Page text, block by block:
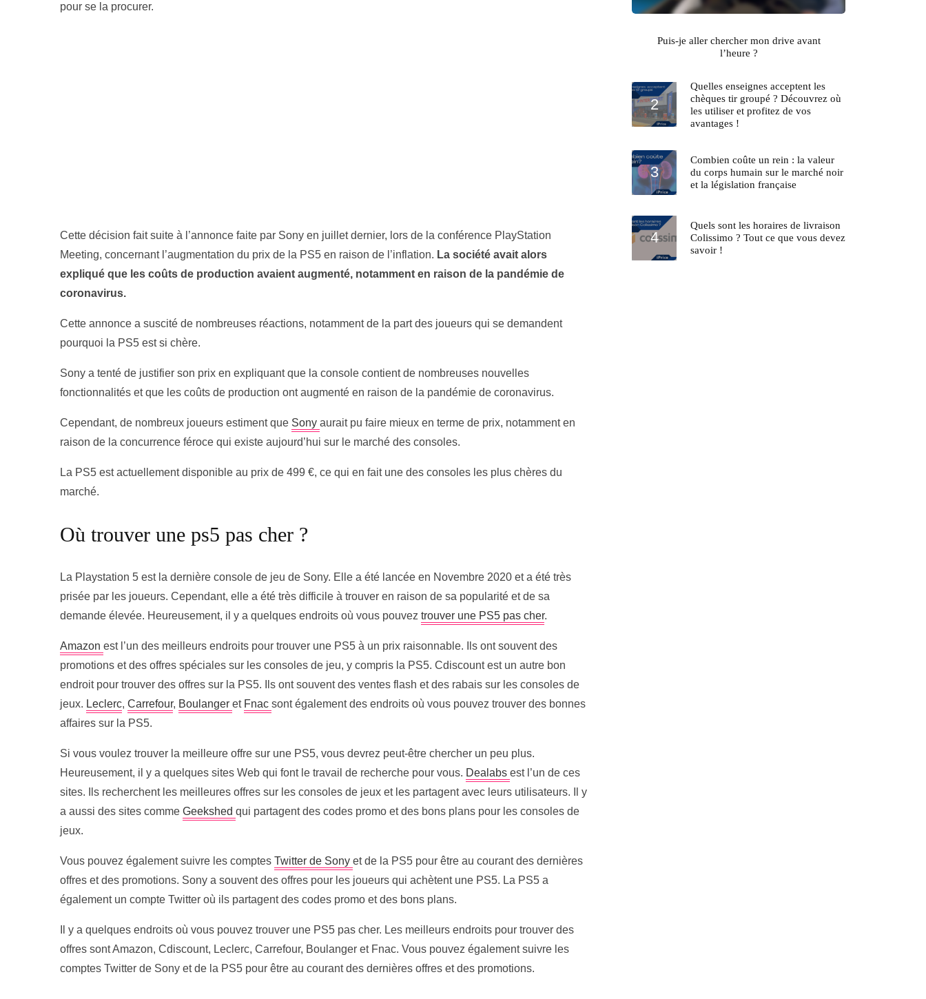
pour se la procurer.
Cette décision fait suite à l’annonce faite par Sony en juillet dernier, lors de la conférence PlayStation
Meeting, concernant l’augmentation du prix de la PS5 en raison de l’inflation. La société avait alors
expliqué que les coûts de production avaient augmenté, notamment en raison de la pandémie de
coronavirus.
Cette annonce a suscité de nombreuses réactions, notamment de la part des joueurs qui se demandent
pourquoi la PS5 est si chère.
Sony a tenté de justifier son prix en expliquant que la console contient de nombreuses nouvelles
fonctionnalités et que les coûts de production ont augmenté en raison de la pandémie de coronavirus.
Cependant, de nombreux joueurs estiment que Sony aurait pu faire mieux en terme de prix, notamment en
raison de la concurrence féroce qui existe aujourd’hui sur le marché des consoles.
La PS5 est actuellement disponible au prix de 499 €, ce qui en fait une des consoles les plus chères du
marché.
Où trouver une ps5 pas cher ?
La Playstation 5 est la dernière console de jeu de Sony. Elle a été lancée en Novembre 2020 et a été très
prisée par les joueurs. Cependant, elle a été très difficile à trouver en raison de sa popularité et de sa
demande élevée. Heureusement, il y a quelques endroits où vous pouvez trouver une PS5 pas cher.
Amazon est l’un des meilleurs endroits pour trouver une PS5 à un prix raisonnable. Ils ont souvent des
promotions et des offres spéciales sur les consoles de jeu, y compris la PS5. Cdiscount est un autre bon
endroit pour trouver des offres sur la PS5. Ils ont souvent des ventes flash et des rabais sur les consoles de
jeux. Leclerc, Carrefour, Boulanger et Fnac sont également des endroits où vous pouvez trouver des bonnes
affaires sur la PS5.
Si vous voulez trouver la meilleure offre sur une PS5, vous devrez peut-être chercher un peu plus.
Heureusement, il y a quelques sites Web qui font le travail de recherche pour vous. Dealabs est l’un de ces
sites. Ils recherchent les meilleures offres sur les consoles de jeux et les partagent avec leurs utilisateurs. Il y
a aussi des sites comme Geekshed qui partagent des codes promo et des bons plans pour les consoles de
jeux.
Vous pouvez également suivre les comptes Twitter de Sony et de la PS5 pour être au courant des dernières
offres et des promotions. Sony a souvent des offres pour les joueurs qui achètent une PS5. La PS5 a
également un compte Twitter où ils partagent des codes promo et des bons plans.
Il y a quelques endroits où vous pouvez trouver une PS5 pas cher. Les meilleurs endroits pour trouver des
offres sont Amazon, Cdiscount, Leclerc, Carrefour, Boulanger et Fnac. Vous pouvez également suivre les
comptes Twitter de Sony et de la PS5 pour être au courant des dernières offres et des promotions.
Puis-je aller chercher mon drive avant
l’heure ?
Quelles enseignes acceptent les
chèques tir groupé ? Découvrez où
les utiliser et profitez de vos
avantages !
Combien coûte un rein : la valeur
du corps humain sur le marché noir
et la législation française
Quels sont les horaires de livraison
Colissimo ? Tout ce que vous devez
savoir !